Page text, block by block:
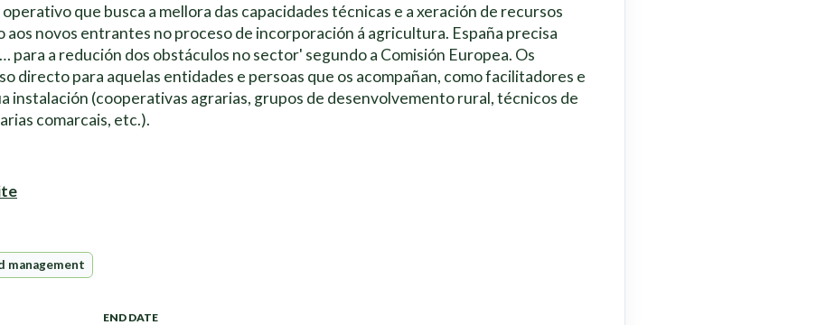
que busca a mellora das capacidades técnicas e a xeración de recursos
aos novos entrantes no proceso de incorporación á agricultura. España precisa
para a redución dos obstáculos no sector' segundo a Comisión Europea. Os
directo para aquelas entidades e persoas que os acompañan, como facilitadores e
instalación (cooperativas agrarias, grupos de desenvolvemento rural, técnicos de
comarcais, etc.).
management
END DATE